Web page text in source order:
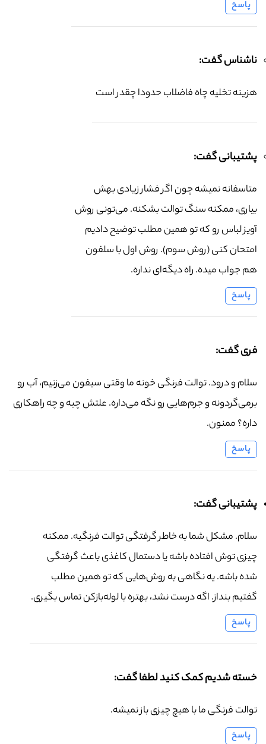
پاسخ
ناشناس گفت:
هزینه تخلیه چاه فاضلاب حدودا چقدر است
پشتیبانی گفت:
متاسفانه نمیشه چون اگر فشار زیادی بهش
بیاری، ممکنه سنگ توالت بشکنه. می‌تونی روش
آویز لباس رو که تو همین مطلب توضیح دادیم
امتحان کنی (روش سوم). روش اول با سلفون
هم جواب میده. راه دیگه‌ای نداره.
پاسخ
فری گفت:
سلام و درود. توالت فرنگی خونه ما وقتی سیفون می‌زنیم، آب رو
برمی‌گردونه و جرم‌هایی رو نگه می‌داره. علتش چیه و چه راهکاری
داره؟ ممنون.
پاسخ
پشتیبانی گفت:
سلام. مشکل شما به خاطر گرفتگی توالت فرنگیه. ممکنه
چیزی توش افتاده باشه یا دستمال کاغذی باعث گرفتگی
شده باشه. یه نگاهی به روش‌هایی که تو همین مطلب
گفتیم بنداز. اگه درست نشد، بهتره با لوله‌بازکن تماس بگیری.
پاسخ
خسته شدیم کمک کنید لطفا گفت:
توالت فرنگی ما با هیچ چیزی باز نمیشه.
پاسخ